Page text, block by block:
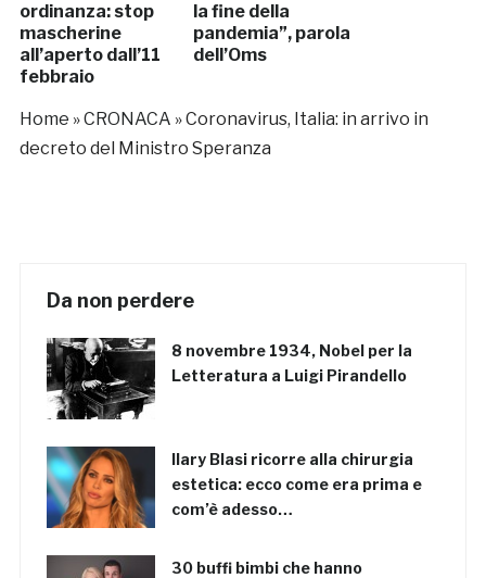
ordinanza: stop
mascherine
all’aperto dall’11
febbraio
la fine della
pandemia”, parola
dell’Oms
Home »CRONACA »Coronavirus, Italia: in arrivo in
decreto del Ministro Speranza
Da non perdere
8 novembre 1934, Nobel per la
Letteratura a Luigi Pirandello
Ilary Blasi ricorre alla chirurgia
estetica: ecco come era prima e
com’è adesso…
30 buffi bimbi che hanno